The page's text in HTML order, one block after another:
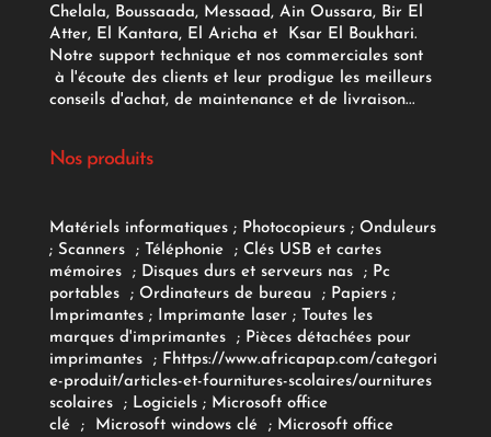
Chelala, Boussaada, Messaad, Ain Oussara, Bir El
Atter, El Kantara, El Aricha et Ksar El Boukhari.
Notre support technique et nos commerciales sont
à l'écoute des clients et leur prodigue les meilleurs
conseils d'achat, de maintenance et de livraison...
Nos produits
Matériels informatiques; Photocopieurs; Onduleurs
; Scanners ; Téléphonie ; Clés USB et cartes
mémoires
; Disques durs et serveurs nas ; Pc
portables
; Ordinateurs de bureau ; Papiers;
Imprimantes;Imprimante laser;
Toutes les
marques d'imprimantes
; Pièces détachées pour
imprimantes
; F https://www.africapap.com/categori
e-produit/articles-et-fournitures-scolaires/ournitures
scolaires; Logiciels ; Microsoft office
clé
; Microsoft windows clé; Microsoft office